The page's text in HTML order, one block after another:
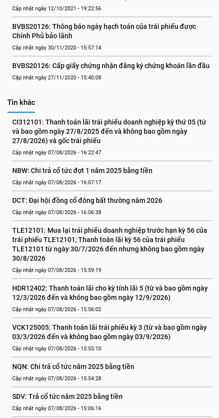
Cập nhật ngày 12/10/2021 - 19:22:56
BVBS20126: Thông báo ngày hạch toán của trái phiếu được
Chính Phủ bảo lãnh
Cập nhật ngày 30/11/2020 - 15:57:14
BVBS20126: Cấp giấy chứng nhận đăng ký chứng khoán lần đầu
Cập nhật ngày 27/11/2020 - 15:40:08
Tin khác
CI312101: Thanh toán lãi trái phiếu doanh nghiệp kỳ thứ 05 (từ
và bao gồm ngày 27/8/2025 đến và không bao gồm ngày
27/8/2026) và gốc trái phiếu
Cập nhật ngày 07/08/2026 - 16:22:47
NBW: Chi trả cổ tức đợt 1 năm 2025 bằng tiền
Cập nhật ngày 07/08/2026 - 16:07:17
DCT: Đại hội đồng cổ đông bất thường năm 2026
Cập nhật ngày 07/08/2026 - 16:06:38
TLE12101: Mua lại trái phiếu doanh nghiệp trước hạn kỳ 56 của
trái phiếu TLE12101; Thanh toán lãi kỳ 56 của trái phiếu
TLE12101 từ ngày 30/7/2026 đến nhưng không bao gồm ngày
30/8/2026
Cập nhật ngày 07/08/2026 - 15:59:19
HDR12402: Thanh toán lãi cho kỳ tính lãi 5 (từ và bao gồm ngày
12/3/2026 đến và không bao gồm ngày 12/9/2026)
Cập nhật ngày 07/08/2026 - 15:56:02
VCK125005: Thanh toán lãi trái phiếu kỳ 3 (từ và bao gồm ngày
03/3/2026 đến và không bao gồm ngày 03/9/2026)
Cập nhật ngày 07/08/2026 - 15:55:10
NQN: Chi trả cổ tức năm 2025 bằng tiền
Cập nhật ngày 07/08/2026 - 15:54:28
SDV: Trả cổ tức năm 2025 bằng tiền
Cập nhật ngày 07/08/2026 - 15:06:16